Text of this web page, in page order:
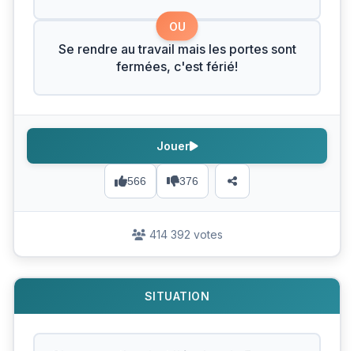
OU
Se rendre au travail mais les portes sont
fermées, c'est férié!
566 376
Jouer
414 392 votes
SITUATION